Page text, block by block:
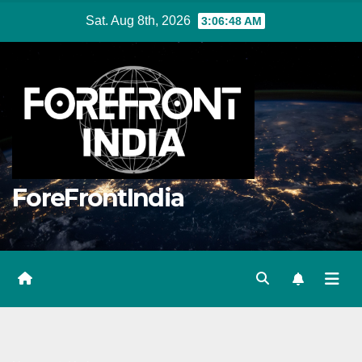
Sat. Aug 8th, 2026 3:06:49 AM
ForeFrontIndia